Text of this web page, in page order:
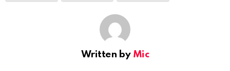
Written by Mic